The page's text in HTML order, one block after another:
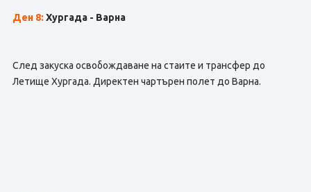
Ден 8: Хургада - Варна
След закуска освобождаване на стаите и трансфер до
Летище Хургада. Директен чартърен полет до Варна.